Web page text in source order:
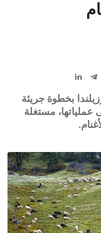
بخطوة جريئة
عملياتها، مستغلة